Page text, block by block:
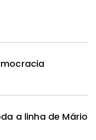
a linha de Mário